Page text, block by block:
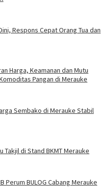
Respons Cepat Orang Tua dan
Harga, Keamanan dan Mutu
Pangan di Merauke
Sembako di Merauke Stabil
Takjil di Stand BKMT Merauke
Perum BULOG Cabang Merauke